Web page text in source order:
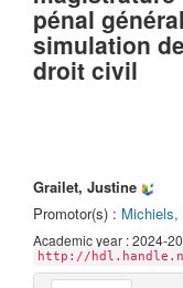
pénal
simulation
droit civil
Grailet, Justine
Promotor(s) : Michiels,
Academic year : 2024-
http://